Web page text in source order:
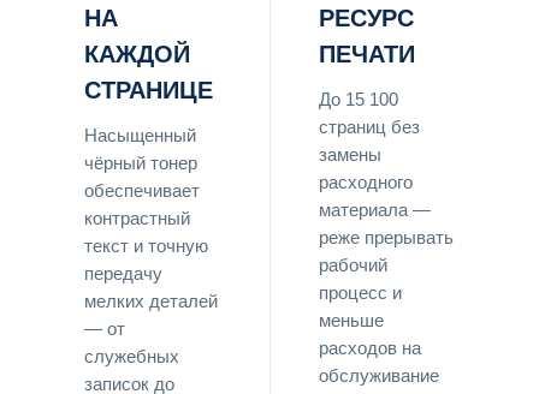
НА
КАЖДОЙ
СТРАНИЦЕ
Насыщенный
чёрный тонер
обеспечивает
контрастный
текст и точную
передачу
мелких деталей
— от
служебных
записок до
РЕСУРС
ПЕЧАТИ
До 15 100
страниц без
замены
расходного
материала —
реже прерывать
рабочий
процесс и
меньше
расходов на
обслуживание